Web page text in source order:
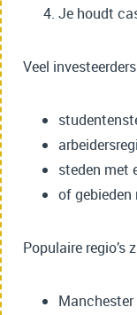
Je houdt
Veel
steden met
of gebieden
Populaire regio’s
Manchester